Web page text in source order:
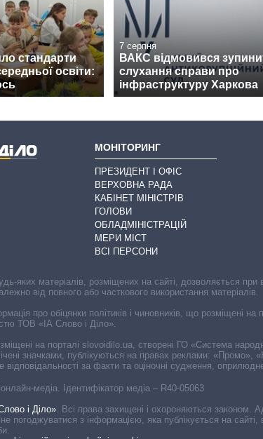
стандарти
освіти:
7 серпня
ВАКС відмовився
слухання справи про
інфраструктуру Харкова
МОНІТОРИНГ
ПРЕЗИДЕНТ І ОФІС
ВЕРХОВНА РАДА
КАБІНЕТ МІНІСТРІВ
ГОЛОВИ
ОБЛАДМІНІСТРАЦІЙ
МЕРИ МІСТ
ВСІ ПЕРСОНИ
медіа. Ідентифікатор медіа – R40-05063
і Діло» Всі права захищені і охороняються законом.
погоджуватися з інформацією, яка публікується на
яких матеріалів, розміщених на сайті, дозволяється
від повного або часткового використання матеріалів.
про обіцянки політиків і чиновників, що розміщені
ТОВ «ІА Слово і Діло».
на порталі slovoidilo.ua, створені ГО «Система
значками, публікуються на правах реклами: «Промо»,
відповідальності за факти та оціночні судження,